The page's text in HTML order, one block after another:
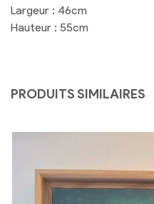
Largeur : 46cm
Hauteur : 55cm
PRODUITS SIMILAIRES